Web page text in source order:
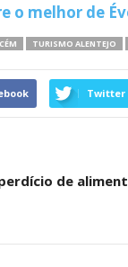
o melhor de
TURISMO ALENTEJO
Twitter
de